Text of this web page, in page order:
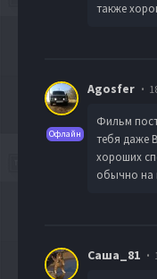
также
Офлайн
Agosfer
Фильм
тебя даже
хороших
обычно на
Саша_81